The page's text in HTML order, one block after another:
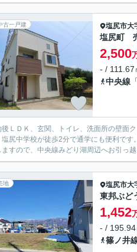
古一戸建 塩尻市大
塩尻町
2,500
- / 111.67
中央線 「
後ＬＤＫ、玄関、トイレ、洗面所の壁面
塩尻中学校が徒歩2分で通学にも便利で
ますので、中央線みどり湖周辺へお引っ
地 塩尻市大
東邦ぶど
1,452
- /
篠ノ井